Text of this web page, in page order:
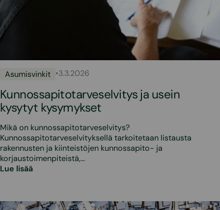
Asumisvinkit •3.3.2026
Kunnossapitotarveselvitys ja usein
kysytyt kysymykset
Mikä on kunnossapitotarveselvitys?
Kunnossapitotarveselvityksellä tarkoitetaan listausta
rakennusten ja kiinteistöjen kunnossapito- ja
korjaustoimenpiteistä,…
Lue lisää